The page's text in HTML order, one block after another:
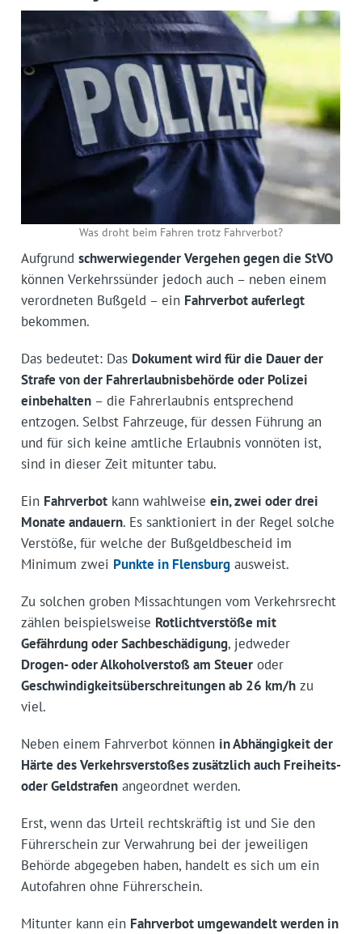
Was droht beim Fahren trotz Fahrverbot?
Aufgrund schwerwiegender Vergehen gegen die StVO
können Verkehrssünder jedoch auch – neben einem
verordneten Bußgeld – ein Fahrverbot auferlegt
bekommen.
Das bedeutet: Das Dokument wird für die Dauer der
Strafe von der Fahrerlaubnisbehörde oder Polizei
einbehalten– die Fahrerlaubnis entsprechend
entzogen. Selbst Fahrzeuge, für dessen Führung an
und für sich keine amtliche Erlaubnis vonnöten ist,
sind in dieser Zeit mitunter tabu.
Ein Fahrverbotkann wahlweise ein, zwei oder drei
Monate andauern. Es sanktioniert in der Regel solche
Verstöße, für welche der Bußgeldbescheid im
Minimum zwei Punkte in Flensburgausweist.
Zu solchen groben Missachtungen vom Verkehrsrecht
zählen beispielsweise Rotlichtverstöße mit
Gefährdung oder Sachbeschädigung, jedweder
Drogen- oder Alkoholverstoß am Steueroder
Geschwindigkeitsüberschreitungen ab 26 km/hzu
viel.
Neben einem Fahrverbot können in Abhängigkeit der
Härte des Verkehrsverstoßes zusätzlich auch Freiheits-
oder Geldstrafenangeordnet werden.
Erst, wenn das Urteil rechtskräftig ist und Sie den
Führerschein zur Verwahrung bei der jeweiligen
Behörde abgegeben haben, handelt es sich um ein
Autofahren ohne Führerschein.
Mitunter kann ein Fahrverbot umgewandelt werden in